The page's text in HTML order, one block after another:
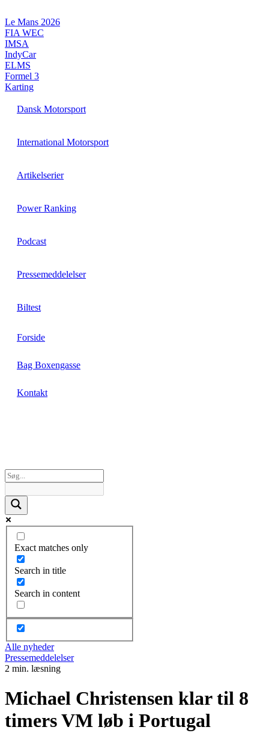
til
indhold
Le Mans 2026
FIA WEC
IMSA
IndyCar
ELMS
Formel 3
Karting
Dansk Motorsport
International Motorsport
Artikelserier
Power Ranking
Podcast
Pressemeddelelser
Biltest
Forside
Bag Boxengasse
Kontakt
Exact matches only
Search in title
Search in content
Alle nyheder
Pressemeddelelser
2 min. læsning
Michael Christensen klar til 8
timers VM løb i Portugal